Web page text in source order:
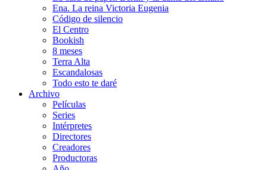
Ena. La reina Victoria Eugenia
Código de silencio
El Centro
Bookish
8 meses
Terra Alta
Escandalosas
Todo esto te daré
Archivo
Películas
Series
Intérpretes
Directores
Creadores
Productoras